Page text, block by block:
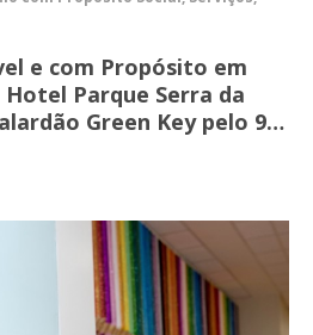
e com Propósito em
Parque Serra da
Green Key pelo 9…